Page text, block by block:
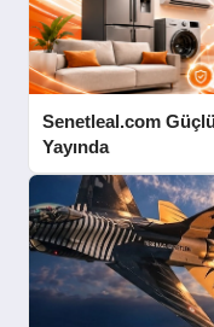
Senetleal.com
Yayında